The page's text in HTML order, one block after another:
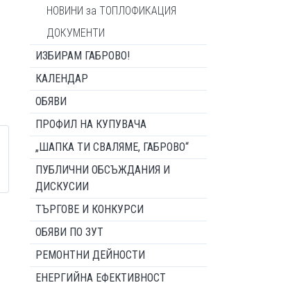
НОВИНИ за ТОПЛОФИКАЦИЯ
ДОКУМЕНТИ
ИЗБИРАМ ГАБРОВО!
КАЛЕНДАР
ОБЯВИ
ПРОФИЛ НА КУПУВАЧА
„ШАПКА ТИ СВАЛЯМЕ, ГАБРОВО“
ПУБЛИЧНИ ОБСЪЖДАНИЯ И
ДИСКУСИИ
ТЪРГОВЕ И КОНКУРСИ
ОБЯВИ ПО ЗУТ
РЕМОНТНИ ДЕЙНОСТИ
ЕНЕРГИЙНА ЕФЕКТИВНОСТ